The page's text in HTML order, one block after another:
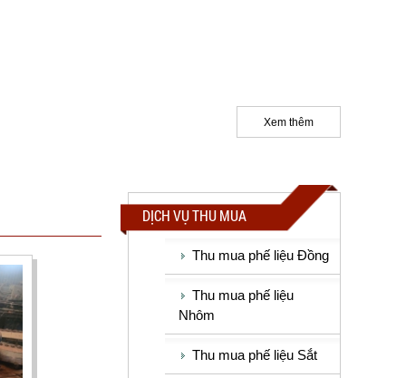
Xem thêm
DỊCH VỤ THU MUA
Thu mua phế liệu Đồng
Thu mua phế liệu
Nhôm
Thu mua phế liệu Sắt